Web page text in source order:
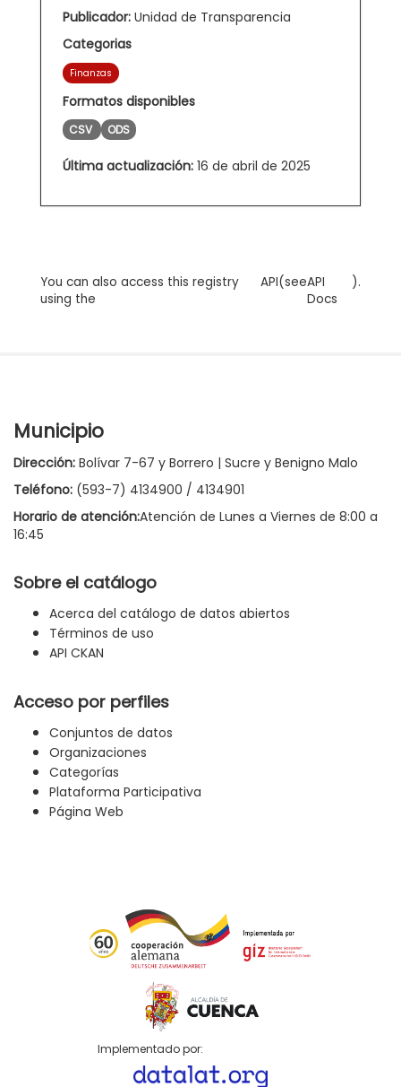
Publicador: Unidad de Transparencia
Categorias
Finanzas
Formatos disponibles
CSV ODS
Última actualización: 16 de abril de 2025
You can also access this registry
using the
API(seeAPI
Docs
).
Municipio
Dirección: Bolívar 7-67 y Borrero | Sucre y Benigno Malo
Teléfono: (593-7) 4134900 / 4134901
Horario de atención:Atención de Lunes a Viernes de 8:00 a
16:45
Sobre el catálogo
Acerca del catálogo de datos abiertos
Términos de uso
API CKAN
Acceso por perfiles
Conjuntos de datos
Organizaciones
Categorías
Plataforma Participativa
Página Web
Implementado por: